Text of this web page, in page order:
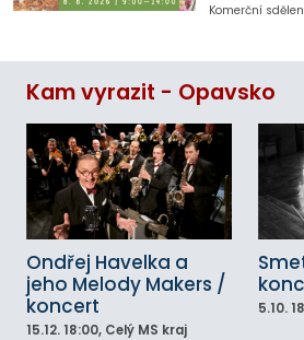
Komerční
Kam vyrazit - Opavsko
Ondřej Havelka a
jeho Melody Makers /
koncert
15.12. 18:00, Celý MS kraj
5.10.